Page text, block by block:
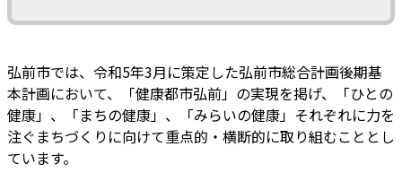
弘前市では、令和5年3月に策定した弘前市総合計画後期基
本計画において、「健康都市弘前」の実現を掲げ、「ひとの
健康」、「まちの健康」、「みらいの健康」それぞれに力を
注ぐまちづくりに向けて重点的・横断的に取り組むこととし
ています。